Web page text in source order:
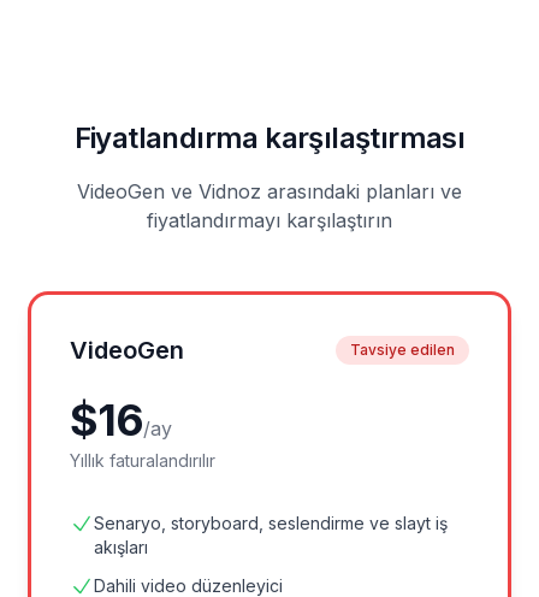
Fiyatlandırma karşılaştırması
VideoGen ve Vidnoz arasındaki planları ve
fiyatlandırmayı karşılaştırın
VideoGen Tavsiye edilen
$16/ay
Yıllık faturalandırılır
Senaryo, storyboard, seslendirme ve slayt iş
akışları
Dahili video düzenleyici